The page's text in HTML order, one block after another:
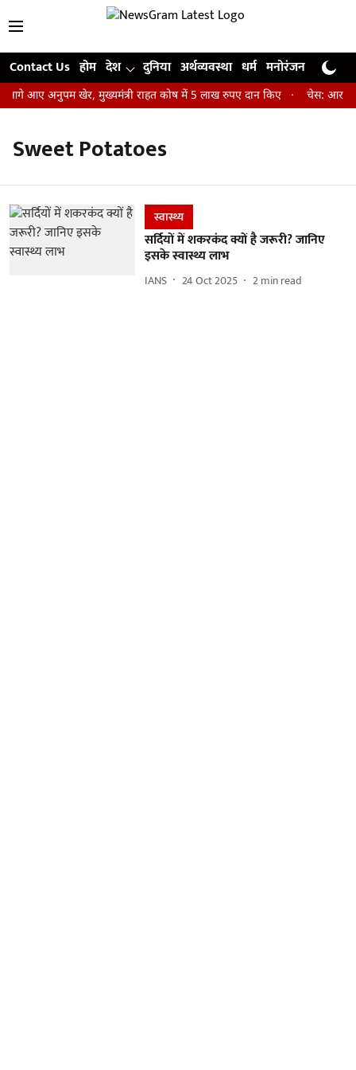
Contact Us होम देश दुनिया अर्थव्यवस्था धर्म मनोरंजन खेल
आगे आए अनुपम खेर, मुख्यमंत्री राहत कोष में 5 लाख रुपए दान किए चेस: आर
Sweet Potatoes
स्वास्थ्य
सर्दियों में शकरकंद क्यों है जरूरी? जानिए
इसके स्वास्थ्य लाभ
IANS 24 Oct 2025 2min read